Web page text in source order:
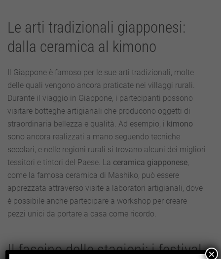
Le arti tradizionali giapponesi:
dalla ceramica al kimono
Il Giappone è famoso per le sue arti tradizionali, molte
delle quali vengono ancora praticate nei villaggi rurali.
Durante il viaggio in Giappone, i partecipanti possono
visitare botteghe artigianali che producono oggetti di
straordinaria bellezza e qualità. Ad esempio, i kimono
sono ancora realizzati a mano seguendo tecniche
secolari, e nelle regioni rurali si trovano alcuni dei migliori
tessitori e tintori del Paese. La ceramica giapponese,
come la famosa ceramica di Mashiko, può essere
apprezzata attraverso visite a laboratori artigianali, dove
è possibile anche partecipare a workshop per creare
pezzi unici da portare a casa come ricordo.
Il fascino delle stagioni: i festival ×